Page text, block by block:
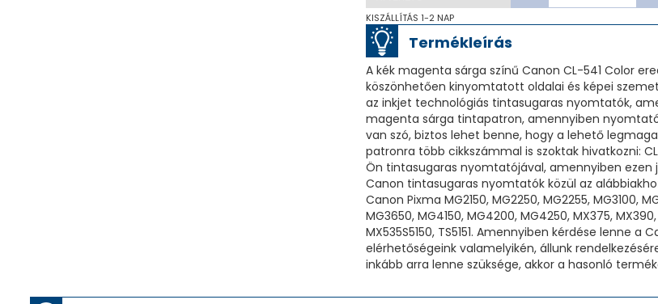
KISZÁLLÍTÁS 1-2 NAP
Termékleírás
A kék magenta sárga színű Canon CL-541 Color
köszönhetően kinyomtatott oldalai és képei
az inkjet technológiás tintasugaras nyomtatók,
magenta sárga tintapatron, amennyiben
van szó, biztos lehet benne, hogy a lehető
patronra több cikkszámmal is szoktak hivatkozni:
Ön tintasugaras nyomtatójával, amennyiben
Canon tintasugaras nyomtatók közül az
Canon Pixma MG2150, MG2250, MG2255, MG3100,
MG3650, MG4150, MG4200, MG4250, MX375,
MX535S5150, TS5151. Amennyiben kérdése lenne
elérhetőségeink valamelyikén, állunk
inkább arra lenne szüksége, akkor a hasonló